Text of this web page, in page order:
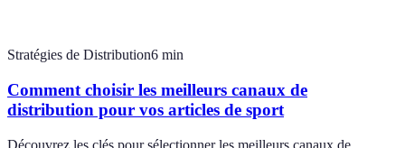
Stratégies de Distribution6 min
Comment choisir les meilleurs canaux de
distribution pour vos articles de sport
Découvrez les clés pour sélectionner les meilleurs canaux de